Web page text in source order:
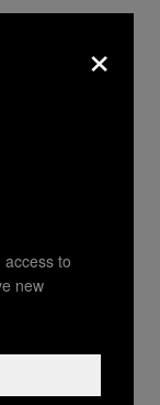
wonen
×
to
new